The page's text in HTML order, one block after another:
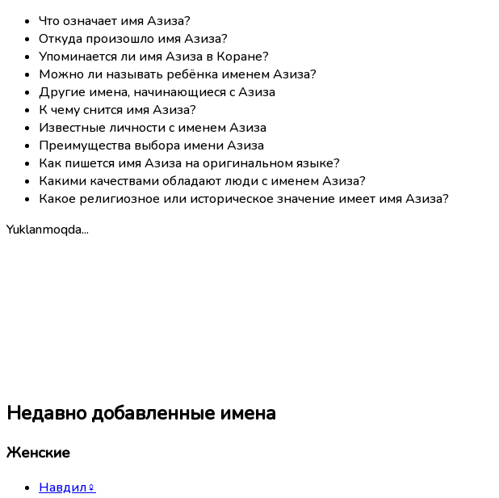
Что означает имя Азиза?
Откуда произошло имя Азиза?
Упоминается ли имя Азиза в Коране?
Можно ли называть ребёнка именем Азиза?
Другие имена, начинающиеся с Азиза
К чему снится имя Азиза?
Известные личности с именем Азиза
Преимущества выбора имени Азиза
Как пишется имя Азиза на оригинальном языке?
Какими качествами обладают люди с именем Азиза?
Какое религиозное или историческое значение имеет имя Азиза?
Yuklanmoqda...
Недавно добавленные имена
Женские
Навдил♀